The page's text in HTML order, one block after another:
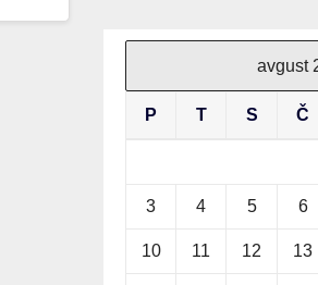
avgust
P T S Č
3 4 5 6
10 11 12 13